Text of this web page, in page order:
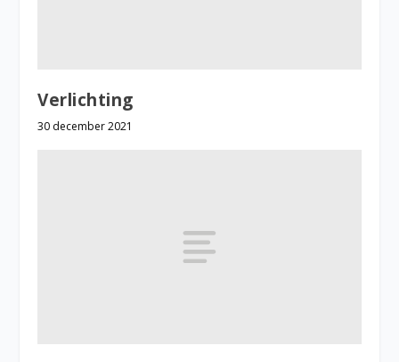
Verlichting
30 december 2021